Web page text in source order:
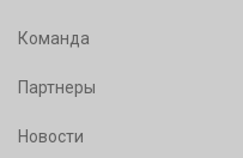
Команда
Партнеры
Новости